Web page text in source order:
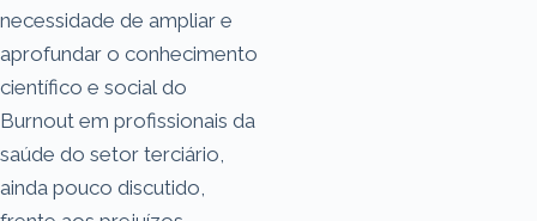
necessidade de ampliar e
aprofundar o conhecimento
científico e social do
Burnout em profissionais da
saúde do setor terciário,
ainda pouco discutido,